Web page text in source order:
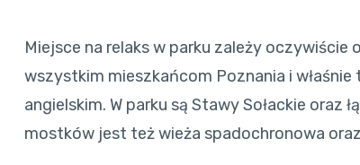
Miejsce na relaks w parku zależy
wszystkim mieszkańcom Poznania i
angielskim. W parku są Stawy Sołackie oraz
mostków jest też wieża spadochronowa